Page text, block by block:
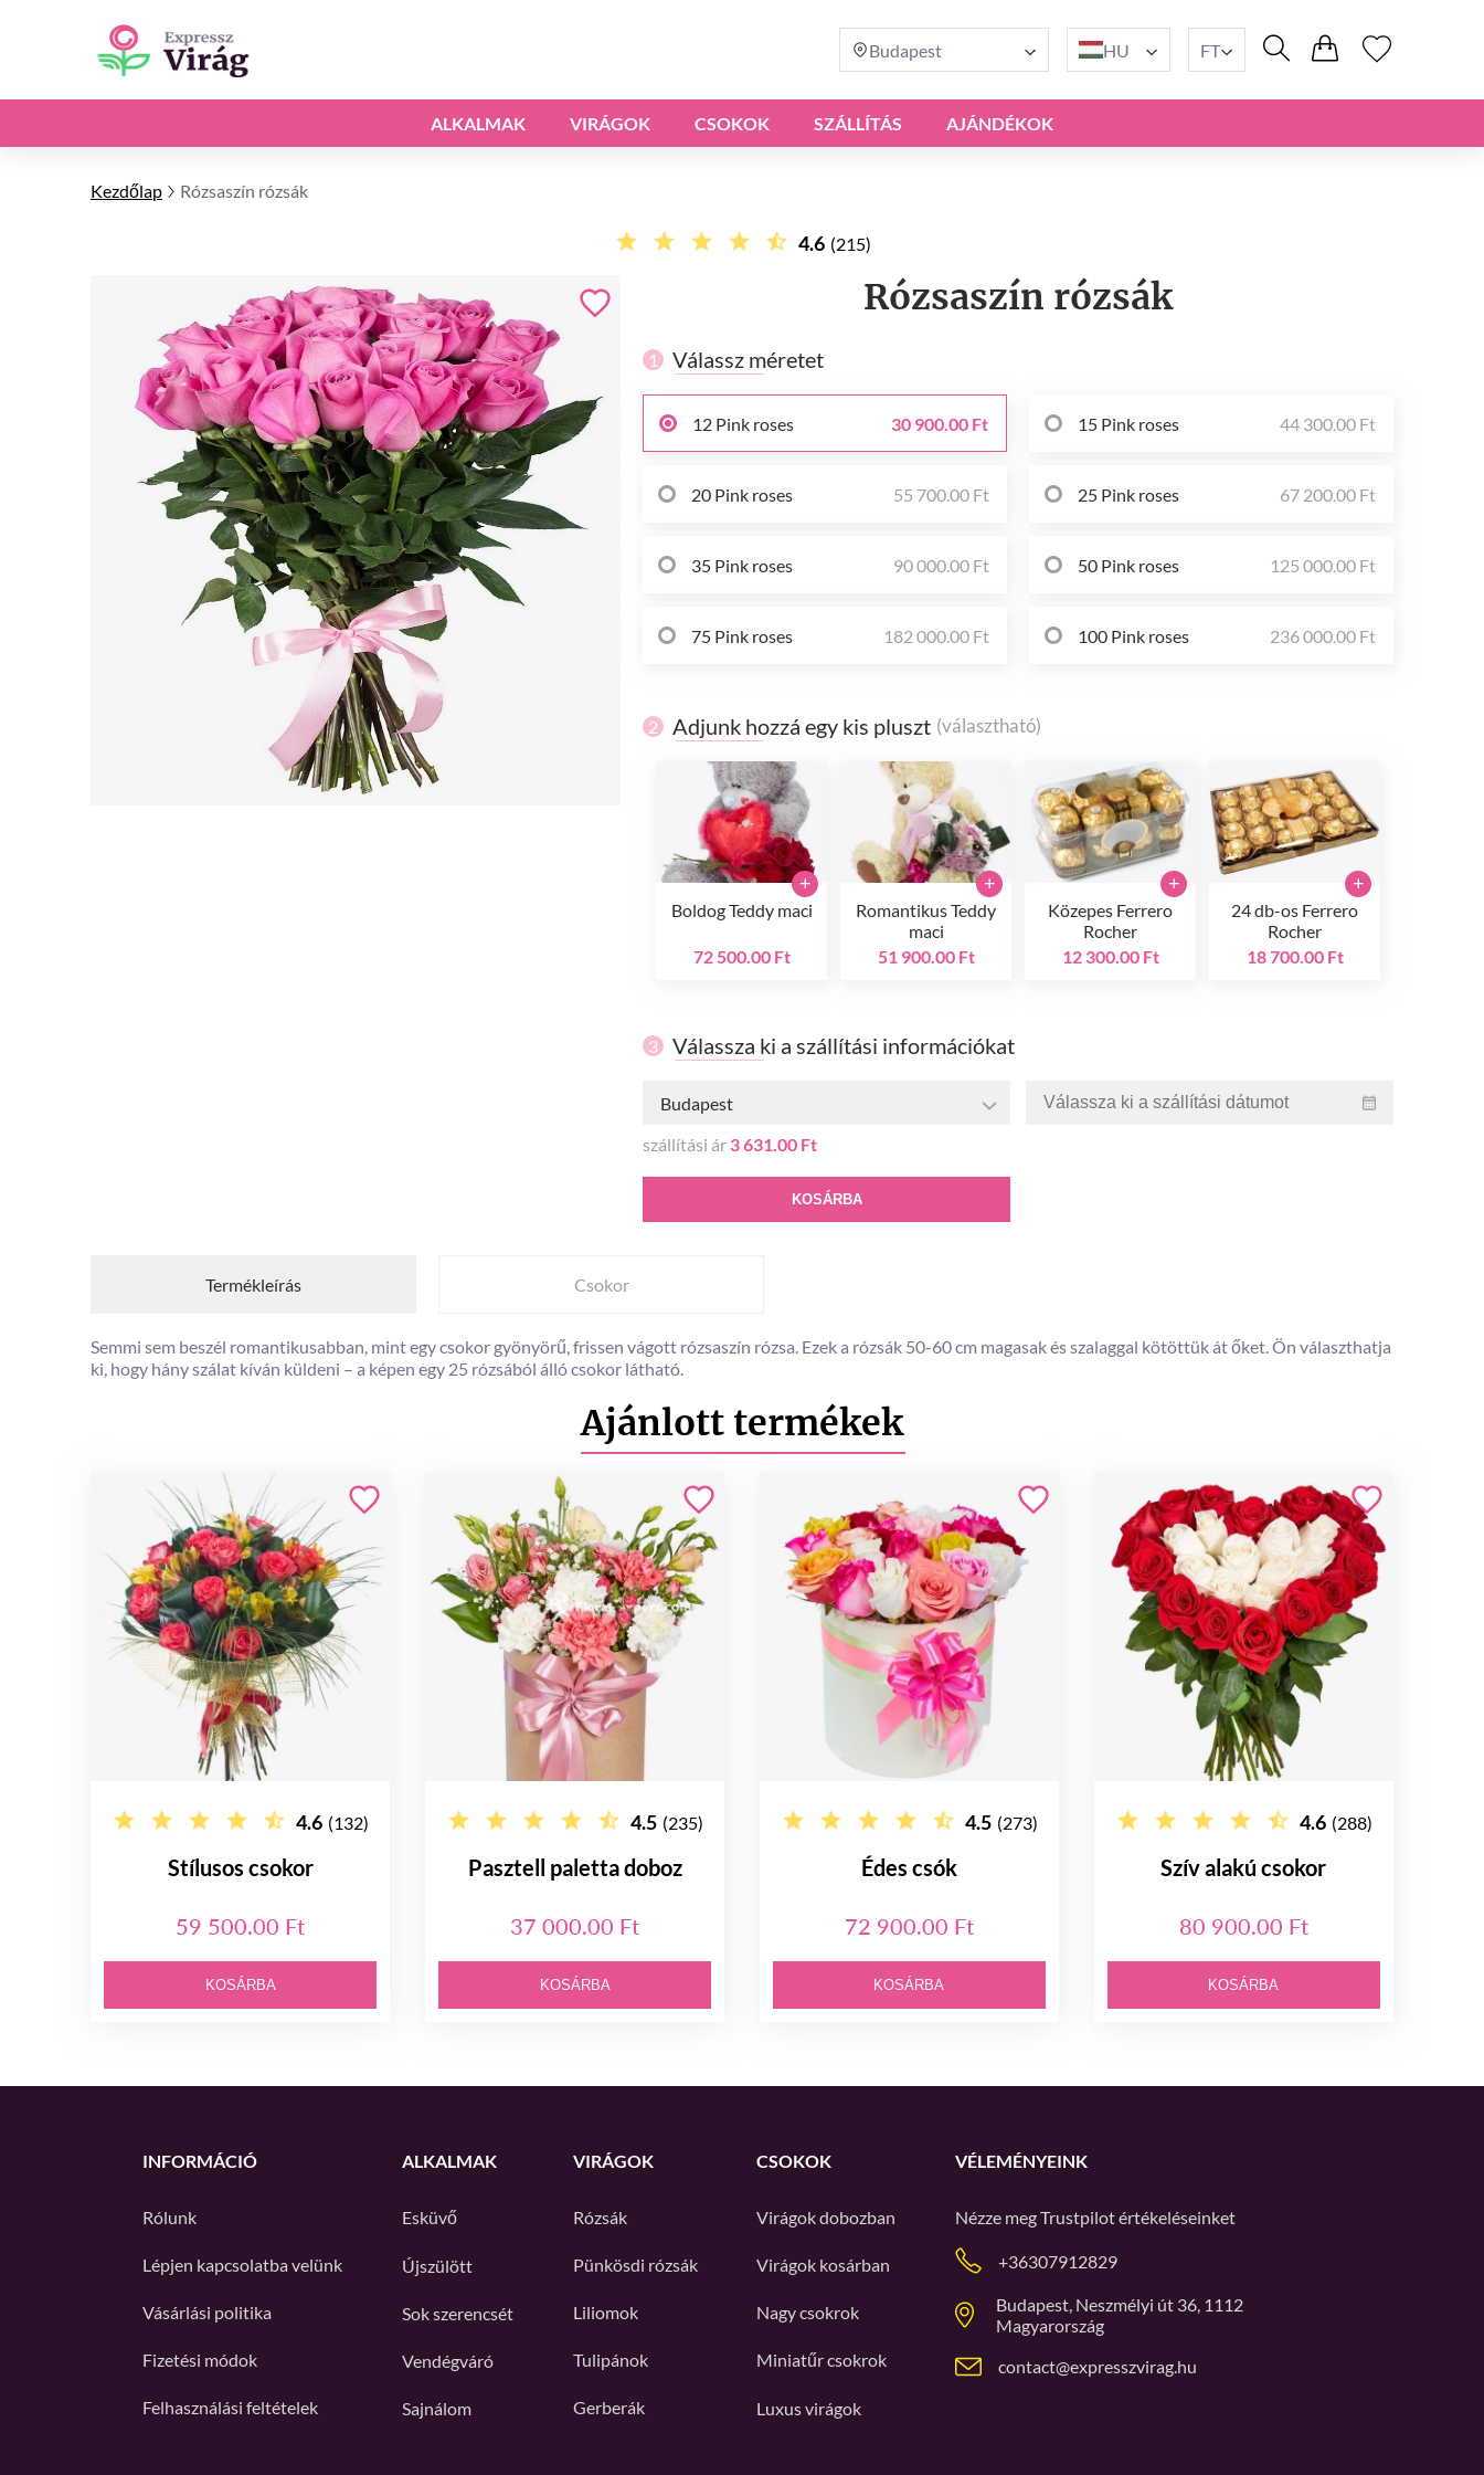
Budapest HU FT
ALKALMAK VIRÁGOK CSOKOK SZÁLLÍTÁS AJÁNDÉKOK
Kezdőlap Rózsaszín rózsák
4.6 (215)
Rózsaszín rózsák
1 Válassz méretet
12 Pink roses 30 900.00 Ft 15 Pink roses 44 300.00 Ft
20 Pink roses 55 700.00 Ft 25 Pink roses 67 200.00 Ft
35 Pink roses 90 000.00 Ft 50 Pink roses 125 000.00 Ft
75 Pink roses 182 000.00 Ft 100 Pink roses 236 000.00 Ft
2 Adjunk hozzá egy kis pluszt (választható)
Boldog Teddy maci
72 500.00 Ft
+
Romantikus Teddy
maci
51 900.00 Ft
+
Közepes Ferrero
Rocher
12 300.00 Ft
+
24 db-os Ferrero
Rocher
18 700.00 Ft
+
3 Válassza ki a szállítási információkat
Budapest
szállítási ár 3 631.00 Ft
KOSÁRBA
Termékleírás Csokor
Semmi sem beszél romantikusabban, mint egy csokor gyönyörű, frissen vágott rózsaszín rózsa. Ezek a rózsák 50-60 cm magasak és szalaggal kötöttük át őket. Ön választhatja
ki, hogy hány szálat kíván küldeni – a képen egy 25 rózsából álló csokor látható.
Ajánlott termékek
4.6 (132)
Stílusos csokor
59 500.00 Ft
KOSÁRBA
4.5 (235)
Pasztell paletta doboz
37 000.00 Ft
KOSÁRBA
4.5 (273)
Édes csók
72 900.00 Ft
KOSÁRBA
4.6 (288)
Szív alakú csokor
80 900.00 Ft
KOSÁRBA
INFORMÁCIÓ
Rólunk
Lépjen kapcsolatba velünk
Vásárlási politika
Fizetési módok
Felhasználási feltételek
ALKALMAK
Esküvő
Újszülött
Sok szerencsét
Vendégváró
Sajnálom
VIRÁGOK
Rózsák
Pünkösdi rózsák
Liliomok
Tulipánok
Gerberák
CSOKOK
Virágok dobozban
Virágok kosárban
Nagy csokrok
Miniatűr csokrok
Luxus virágok
VÉLEMÉNYEINK
Nézze megTrustpilotértékeléseinket
+36307912829
Budapest, Neszmélyi út 36, 1112
Magyarország
contact@expresszvirag.hu